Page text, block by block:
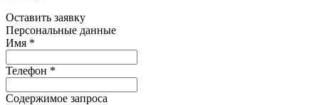
Оставить заявку
Персональные данные
Имя *
Телефон *
Содержимое запроса